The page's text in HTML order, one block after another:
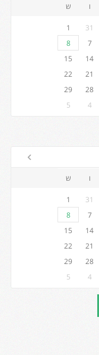
ו ש
31
1
7
8
14
15
21
22
28
29
4
5
ו ש
31
1
7
8
14
15
21
22
28
29
4
5